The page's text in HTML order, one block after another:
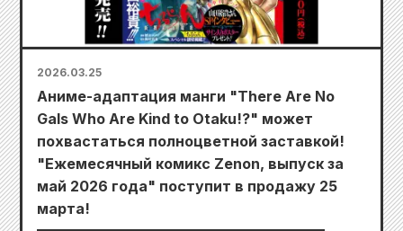
2026.03.25
Аниме-адаптация манги "There Are No
Gals Who Are Kind to Otaku!?" может
похвастаться полноцветной заставкой!
"Ежемесячный комикс Zenon, выпуск за
май 2026 года" поступит в продажу 25
марта!